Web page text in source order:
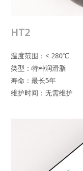
HT2
温度范围：< 280℃
类型：特种润滑脂
寿命：最长5年
维护时间：无需维护